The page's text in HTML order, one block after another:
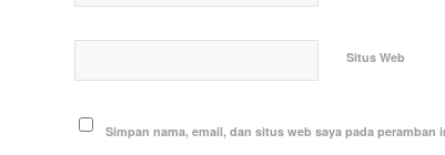
Situs Web
Simpan nama, email, dan situs web saya pada